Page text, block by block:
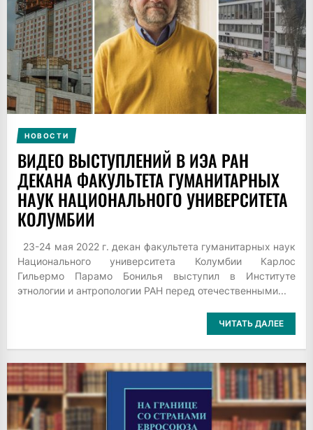
НОВОСТИ
ВИДЕО ВЫСТУПЛЕНИЙ В ИЭА РАН
ДЕКАНА ФАКУЛЬТЕТА ГУМАНИТАРНЫХ
НАУК НАЦИОНАЛЬНОГО УНИВЕРСИТЕТА
КОЛУМБИИ
23-24 мая 2022 г. декан факультета гуманитарных наук
Национального университета Колумбии Карлос
Гильермо Парамо Бонилья выступил в Институте
этнологии и антропологии РАН перед отечественными...
ЧИТАТЬ ДАЛЕЕ